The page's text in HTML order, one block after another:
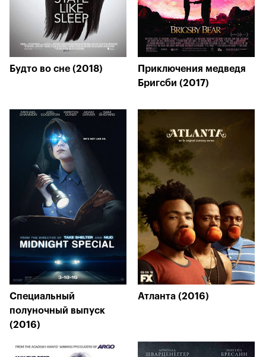
Будто во сне (2018)
Приключения медведя
Бригсби (2017)
Специальный
полуночный выпуск
(2016)
Атланта (2016)